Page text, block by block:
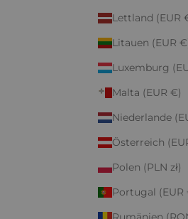
Lettland (EUR
Litauen (EUR
Luxemburg
Malta (EUR €)
Niederlande
Österreich
Polen (PLN zł)
Portugal (EUR